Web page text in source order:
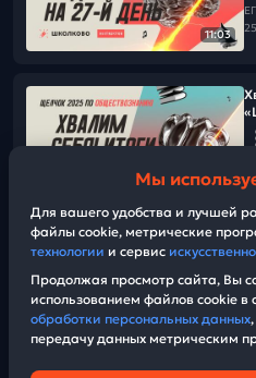
11:03
Мы
Для вашего удобства и лучшей
файлы cookie, метрические
технологии и сервис
Продолжая просмотр сайта, Вы
использованием файлов cookie в
обработки персональных данных
передачу данных метрическим